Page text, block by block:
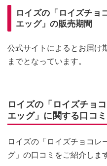
ロイズの「ロイズチョ
エッグ」の販売期間
公式サイトによるとお届け
までとなっています。
ロイズの「ロイズチョ
エッグ」に関する口コミ
ロイズの「ロイズチョコレ
グ」の口コミをご紹介しま